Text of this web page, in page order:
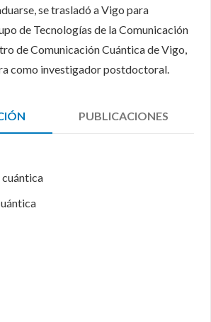
se trasladó a Vigo para
de Tecnologías de la Comunicación
de Comunicación Cuántica de Vigo,
como investigador postdoctoral.
PUBLICACIONES